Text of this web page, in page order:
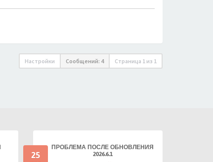
Настройки Сообщений: 4 Страница 1 из 1
25
ПРОБЛЕМА ПОСЛЕ ОБНОВЛЕНИЯ
2026.6.1